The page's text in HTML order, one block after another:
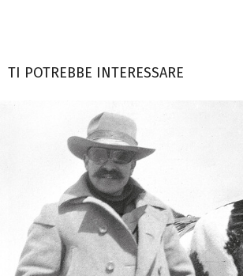
TI POTREBBE INTERESSARE